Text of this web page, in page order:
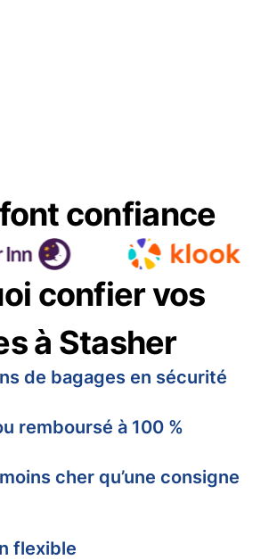
confiance
confier vos
à Stasher
de bagages en sécurité
remboursé à 100 %
cher qu’une consigne
flexible